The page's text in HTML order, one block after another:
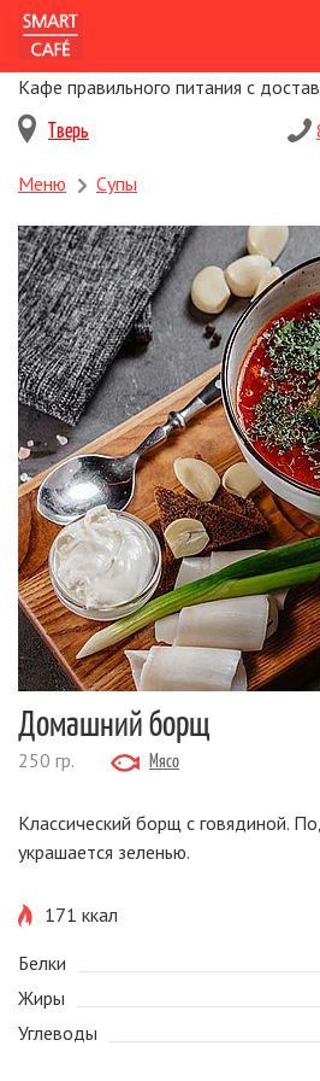
Кафе правильного питания с
Тверь
Меню Супы
Домашний борщ
250 гр. Мясо
Классический борщ с говядиной.
украшается зеленью.
171 ккал
Белки
Жиры
Углеводы